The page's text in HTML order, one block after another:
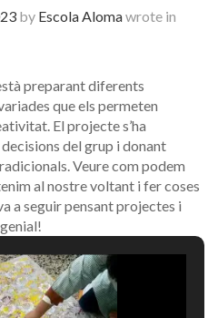
by Escola Alomawrote in
preparant diferents
que els permeten
El projecte s’ha
del grup i donant
Veure com podem
al nostre voltant i fer coses
a seguir pensant projectes i